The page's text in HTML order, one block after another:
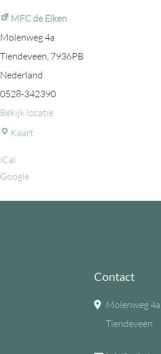
MFC de Eiken
Molenweg 4a
Tiendeveen, 7936PB
Nederland
0528-342390
Bekijk locatie
Kaart
iCal
Google
Contact
Molenweg
Tiendeveen